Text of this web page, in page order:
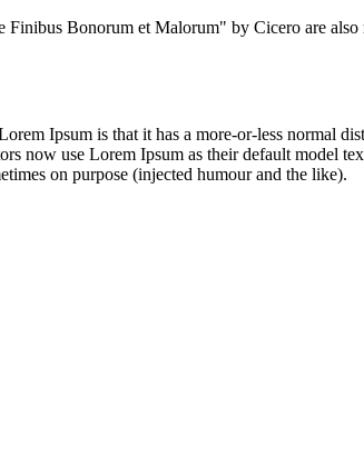
Finibus Bonorum et Malorum" by Cicero are
Ipsum is that it has a more-or-less normal
now use Lorem Ipsum as their default model
on purpose (injected humour and the like).